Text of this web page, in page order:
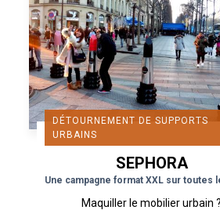
DÉTOURNEMENT DE SUPPORTS
URBAINS
SEPHORA
Maquiller le mobilier urbain ?